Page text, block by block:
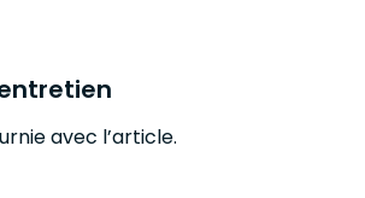
avec l’article.